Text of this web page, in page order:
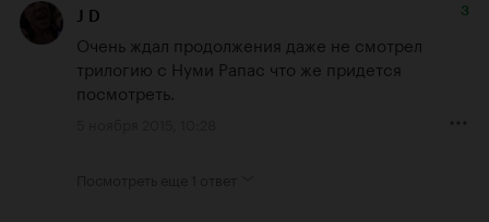
J D 3
Очень ждал продолжения даже не смотрел
трилогию с Нуми Рапас что же придется
посмотреть.